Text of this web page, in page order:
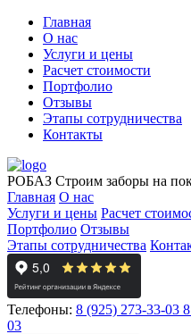
Главная
О нас
Услуги и цены
Расчет стоимости
Портфолио
Отзывы
Этапы сотрудничества
Контакты
РОБАЗ Строим заборы на
Главная О нас
Услуги и цены Расчет
Портфолио Отзывы
Этапы сотрудничества
Телефоны: 8 (925) 273-33-03
03